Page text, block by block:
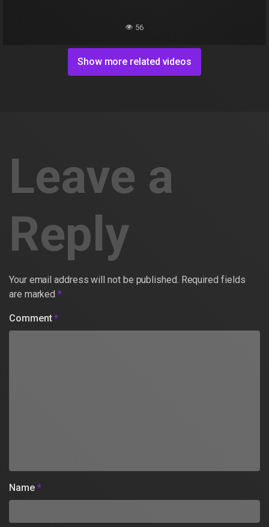
56
Show more related videos
Leave a
Reply
Your email address will not be published. Required fields
are marked*
Comment*
Name *